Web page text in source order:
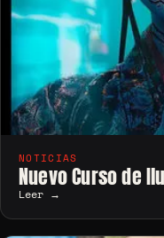
NOTICIAS
Nuevo Curso de
Leer →